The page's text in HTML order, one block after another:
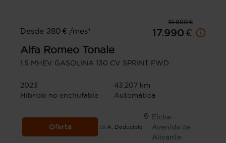
19.890 €
Desde 280 € /mes*
17.990 €
Alfa Romeo Tonale
1.5 MHEV GASOLINA 130 CV SPRINT FWD
2023
43.207 km
Híbrido no enchufable
Automática
Oferta I.V.A. Deducible
Elche -
Avenida de
Alicante